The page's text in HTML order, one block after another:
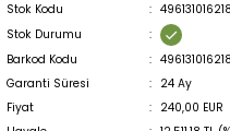
Stok Kodu
Stok Durumu
Barkod Kodu
Garanti Süresi
24 Ay
Fiyat
240,00 EUR